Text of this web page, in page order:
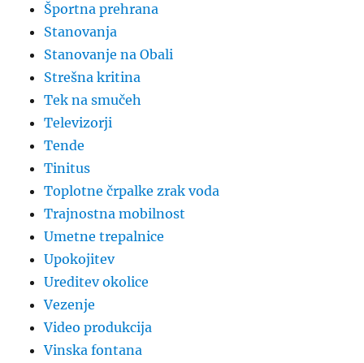
Športna prehrana
Stanovanja
Stanovanje na Obali
Strešna kritina
Tek na smučeh
Televizorji
Tende
Tinitus
Toplotne črpalke zrak voda
Trajnostna mobilnost
Umetne trepalnice
Upokojitev
Ureditev okolice
Vezenje
Video produkcija
Vinska fontana